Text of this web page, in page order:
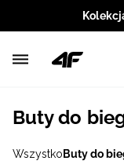
Buty do
Wszystko Buty do